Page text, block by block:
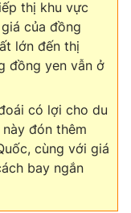
thị khu vực
của đồng
lớn đến thị
đồng yen vẫn ở
có lợi cho du
đón thêm
cùng với giá
bay ngắn